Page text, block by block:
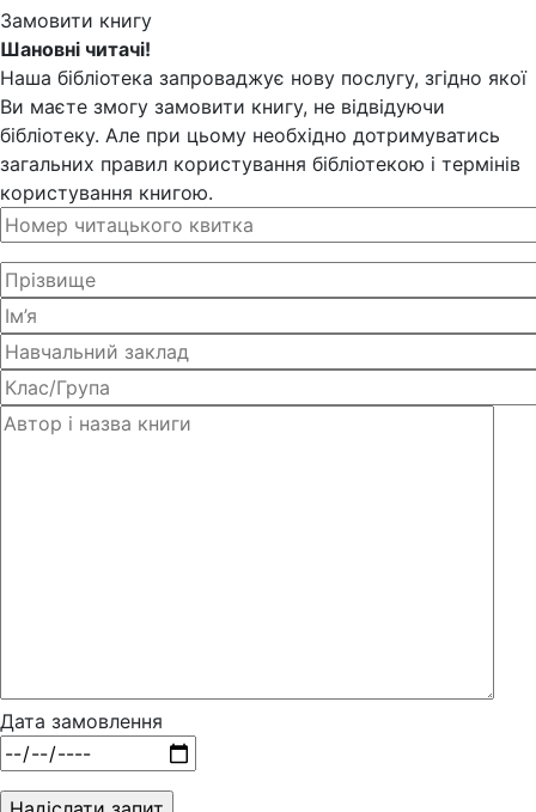
Замовити книгу
Шановні читачі!
Наша бібліотека запроваджує нову послугу, згідно якої
Ви маєте змогу замовити книгу, не відвідуючи
бібліотеку. Але при цьому необхідно дотримуватись
загальних правил користування бібліотекою і термінів
користування книгою.
Дата замовлення